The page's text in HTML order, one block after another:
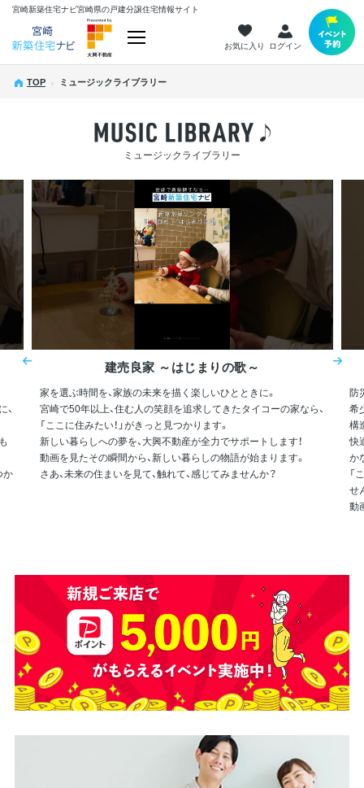
宮崎新築住宅ナビ宮崎県の戸建分譲住宅情報サイト
お気に入り ログイン
TOP ミュージックライブラリー
ミュージックライブラリー
、
か
建売良家 ～はじまりの歌～
家を選ぶ時間を、家族の未来を描く楽しいひとときに。
宮崎で50年以上、住む人の笑顔を追求してきたタイコーの家なら、
「ここに住みたい！」がきっと見つかります。
新しい暮らしへの夢を、大興不動産が全力でサポートします！
動画を見たその瞬間から、新しい暮らしの物語が始まります。
さあ、未来の住まいを見て、触れて、感じてみませんか？
防
希
構
快
か
「
せ
動